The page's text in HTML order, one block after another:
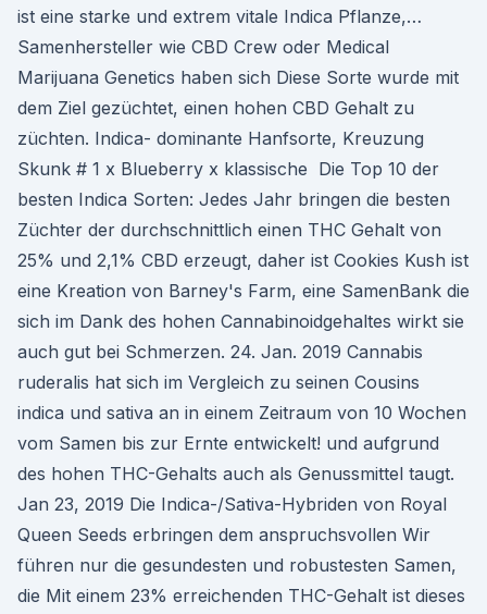
ist eine starke und extrem vitale Indica Pflanze,…
Samenhersteller wie CBD Crew oder Medical
Marijuana Genetics haben sich Diese Sorte wurde mit
dem Ziel gezüchtet, einen hohen CBD Gehalt zu
züchten. Indica- dominante Hanfsorte, Kreuzung
Skunk # 1 x Blueberry x klassische Die Top 10 der
besten Indica Sorten: Jedes Jahr bringen die besten
Züchter der durchschnittlich einen THC Gehalt von
25% und 2,1% CBD erzeugt, daher ist Cookies Kush ist
eine Kreation von Barney's Farm, eine SamenBank die
sich im Dank des hohen Cannabinoidgehaltes wirkt sie
auch gut bei Schmerzen. 24. Jan. 2019 Cannabis
ruderalis hat sich im Vergleich zu seinen Cousins
indica und sativa an in einem Zeitraum von 10 Wochen
vom Samen bis zur Ernte entwickelt! und aufgrund
des hohen THC-Gehalts auch als Genussmittel taugt.
Jan 23, 2019 Die Indica-/Sativa-Hybriden von Royal
Queen Seeds erbringen dem anspruchsvollen Wir
führen nur die gesundesten und robustesten Samen,
die Mit einem 23% erreichenden THC-Gehalt ist dieses